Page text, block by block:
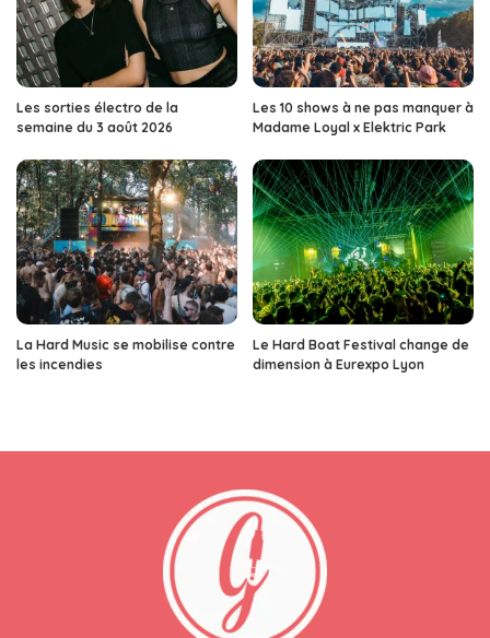
Les sorties électro de la
semaine du 3 août 2026
Les 10 shows à ne pas manquer à
Madame Loyal x Elektric Park
La Hard Music se mobilise contre
les incendies
Le Hard Boat Festival change de
dimension à Eurexpo Lyon